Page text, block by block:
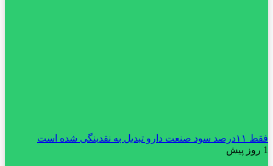
فقط ۱۱‌درصد سود صنعت دارو تبدیل به نقدینگی شده است
1 روز پیش